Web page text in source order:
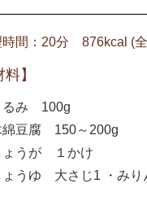
時間：20分 876kcal (全
料】
るみ 100g
綿豆腐 150～200g
ょうが １かけ
ょうゆ 大さじ1 ・み